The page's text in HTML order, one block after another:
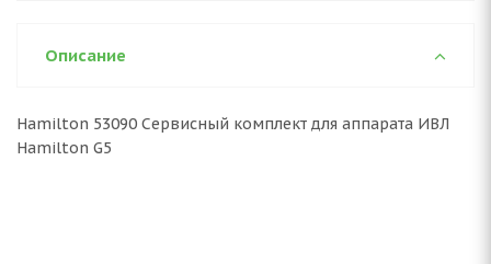
Описание
Hamilton 53090 Сервисный комплект для аппарата ИВЛ
Hamilton G5